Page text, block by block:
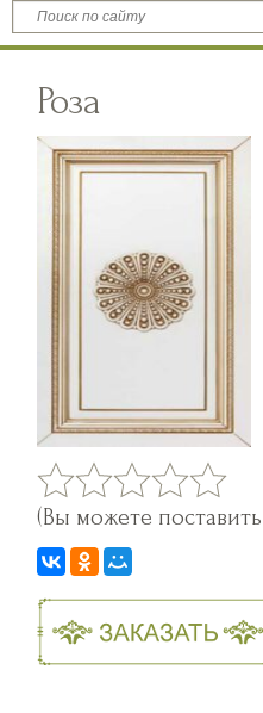
Роза
(Вы можете